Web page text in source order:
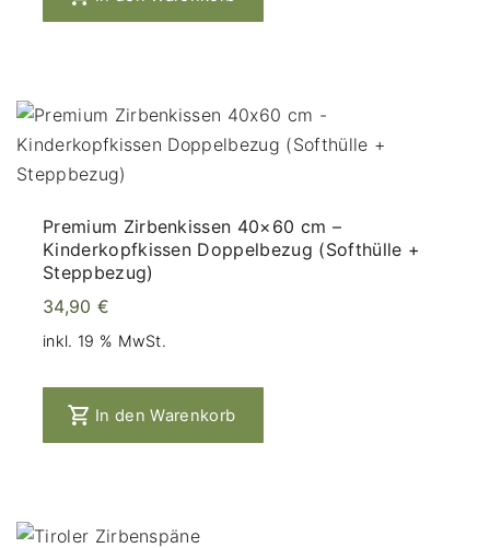
Premium Zirbenkissen 40×60 cm –
Kinderkopfkissen Doppelbezug (Softhülle +
Steppbezug)
34,90 €
inkl. 19 % MwSt.
In den Warenkorb